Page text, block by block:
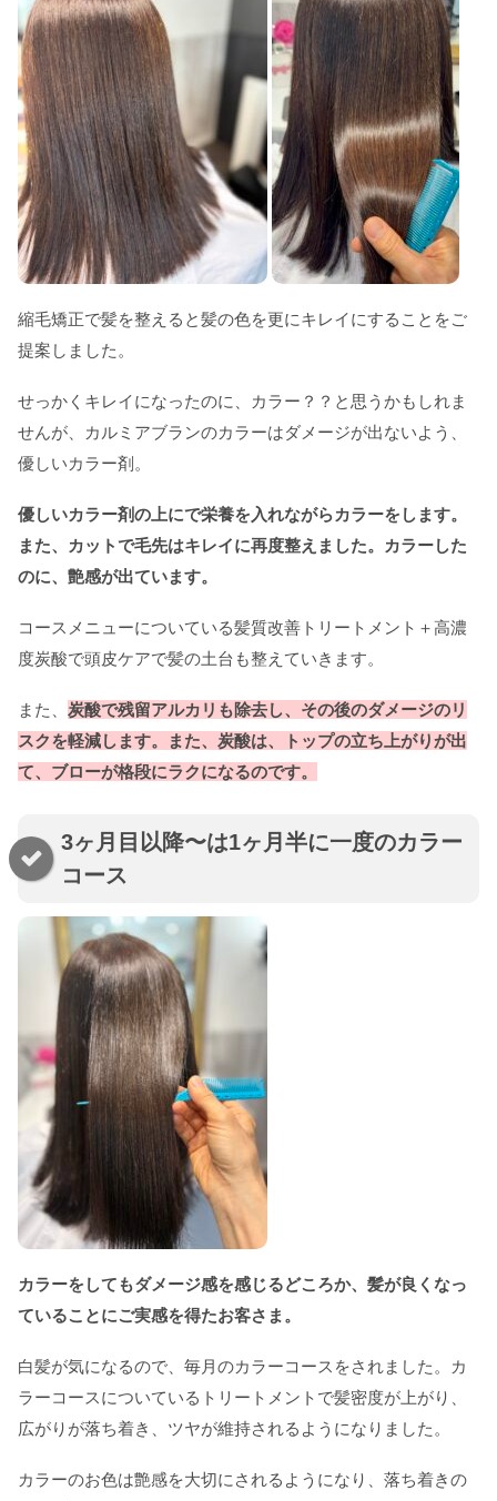
縮毛矯正で髪を整えると髪の色を更にキレイにすることをご
提案しました。
せっかくキレイになったのに、カラー？？と思うかもしれま
せんが、カルミアブランのカラーはダメージが出ないよう、
優しいカラー剤。
優しいカラー剤の上にで栄養を入れながらカラーをします。
また、カットで毛先はキレイに再度整えました。カラーした
のに、艶感が出ています。
コースメニューについている髪質改善トリートメント＋高濃
度炭酸で頭皮ケアで髪の土台も整えていきます。
また、 炭酸で残留アルカリも除去し、その後のダメージのリ
スクを軽減します。また、炭酸は、トップの立ち上がりが出
て、ブローが格段にラクになるのです。
3ヶ月目以降〜は1ヶ月半に一度のカラー
コース
カラーをしてもダメージ感を感じるどころか、髪が良くなっ
ていることにご実感を得たお客さま。
白髪が気になるので、毎月のカラーコースをされました。カ
ラーコースについているトリートメントで髪密度が上がり、
広がりが落ち着き、ツヤが維持されるようになりました。
カラーのお色は艶感を大切にされるようになり、落ち着きの